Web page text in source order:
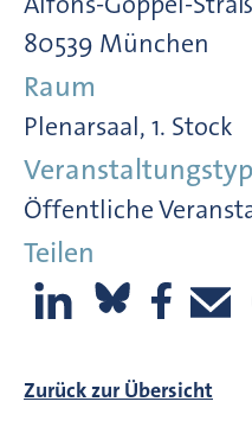
80539 München
Raum
Plenarsaal, 1. Stock
Veranstaltungstyp
Öffentliche
Teilen
Zurück zur Übersicht